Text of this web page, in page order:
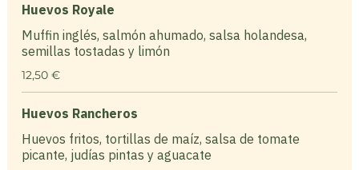
Huevos Royale
Muffin inglés, salmón ahumado, salsa holandesa,
semillas tostadas y limón
12,50 €
Huevos Rancheros
Huevos fritos, tortillas de maíz, salsa de tomate
picante, judías pintas y aguacate